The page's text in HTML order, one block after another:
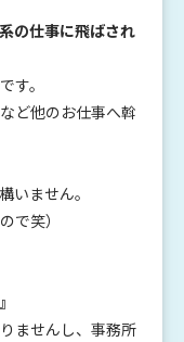
の仕事に飛ばされ
す。
ど他のお仕事へ斡
いません。
で笑）
ませんし、事務所